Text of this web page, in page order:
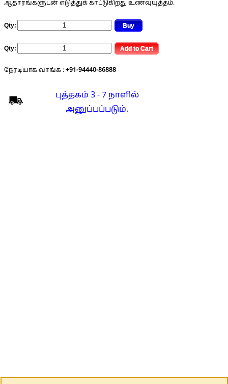
ஆதாரங்களுடன் எடுத்துக் காட்டுகிறது உணவுயுத்தம்.
Qty:
Qty:
நேரடியாக வாங்க : +91-94440-86888
புத்தகம் 3 - 7 நாளில்
அனுப்பப்படும்.